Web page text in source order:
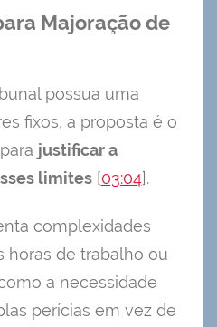
Majoração de
possua uma
fixos, a proposta é o
justificar a
limites[03:04].
complexidades
horas de trabalho ou
a necessidade
perícias em vez de